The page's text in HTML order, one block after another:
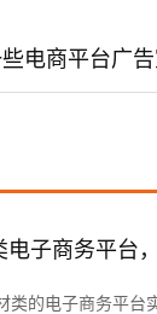
子商务平台
类的电子商务平台